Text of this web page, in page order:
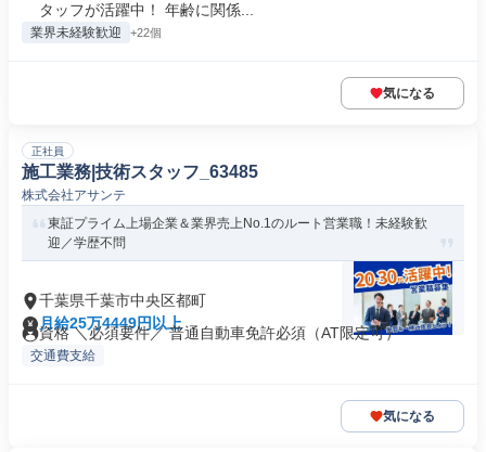
タッフが活躍中！ 年齢に関係...
業界未経験歓迎 +22個
気になる
正社員
施工業務|技術スタッフ_63485
株式会社アサンテ
東証プライム上場企業＆業界売上No.1のルート営業職！未経験歓
迎／学歴不問
千葉県千葉市中央区都町
月給25万4449円以上
資格 ＼必須要件／ 普通自動車免許必須（AT限定可）
交通費支給
気になる